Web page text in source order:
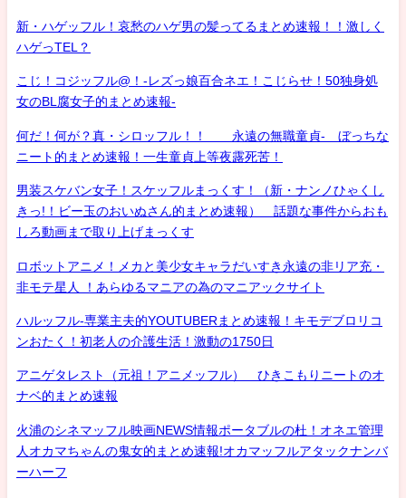
新・ハゲッフル！哀愁のハゲ男の髪ってるまとめ速報！！激しく
ハゲっTEL？
こじ！コジッフル@！-レズっ娘百合ネエ！こじらせ！50独身処
女のBL腐女子的まとめ速報-
何だ！何が？真・シロッフル！！ 永遠の無職童貞- ぼっちな
ニート的まとめ速報！一生童貞上等夜露死苦！
男装スケバン女子！スケッフルまっくす！（新・ナンノひゃくし
きっ!！ビー玉のおいぬさん的まとめ速報） 話題な事件からおも
しろ動画まで取り上げまっくす
ロボットアニメ！メカと美少女キャラだいすき永遠の非リア充・
非モテ星人 ！あらゆるマニアの為のマニアックサイト
ハルッフル-専業主夫的YOUTUBERまとめ速報！キモデブロリコ
ンおたく！初老人の介護生活！激動の1750日
アニゲタレスト（元祖！アニメッフル） ひきこもりニートのオ
ナベ的まとめ速報
火浦のシネマッフル映画NEWS情報ポータブルの杜！オネエ管理
人オカマちゃんの鬼女的まとめ速報!オカマッフルアタックナンバ
ーハーフ